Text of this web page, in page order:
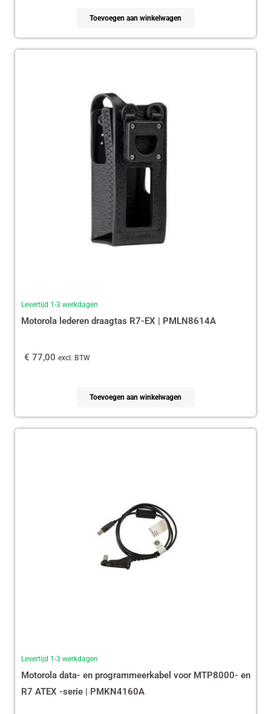
Toevoegen aan winkelwagen
Levertijd 1-3 werkdagen
Motorola lederen draagtas R7-EX | PMLN8614A
€ 77,00 excl. BTW
Toevoegen aan winkelwagen
Levertijd 1-3 werkdagen
Motorola data- en programmeerkabel voor MTP8000- en
R7 ATEX -serie | PMKN4160A